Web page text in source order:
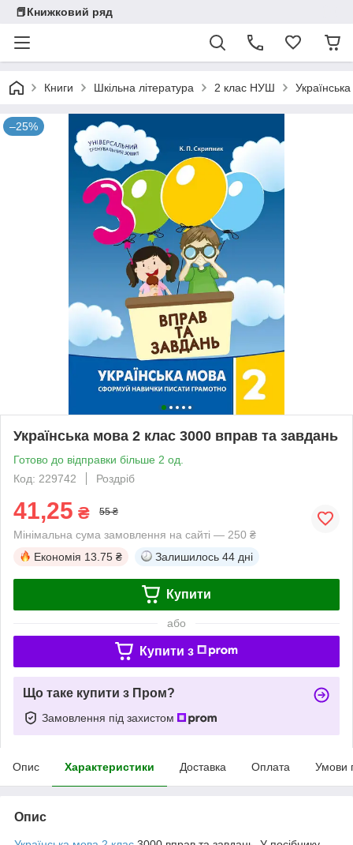
📕Книжковий ряд
Книги Шкільна література 2 клас НУШ
–25%
Українська мова 2 клас 3000 вправ та завдань
Готово до відправки більше 2 од.
Код: 229742
Роздріб
41,25 ₴ 55 ₴
Мінімальна сума замовлення на сайті — 250 ₴
Економія 13.75 ₴ Залишилось 44 дні
Купити
або
Купити з
Що таке купити з Пром?
Замовлення під захистом
Опис Характеристики Доставка Оплата Умови
Опис